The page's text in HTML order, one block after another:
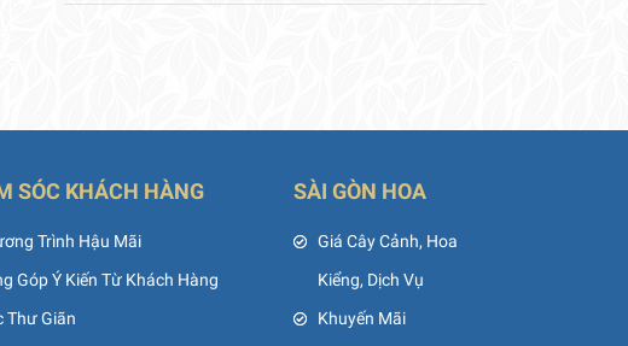
SÓC KHÁCH HÀNG
Trình Hậu Mãi
Góp Ý Kiến Từ Khách Hàng
Thư Giãn
SÀI GÒN HOA
Giá Cây Cảnh, Hoa
Kiểng, Dịch Vụ
Khuyến Mãi